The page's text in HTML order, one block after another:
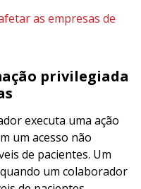
as empresas de
privilegiada
executa uma ação
um acesso não
de pacientes. Um
um colaborador